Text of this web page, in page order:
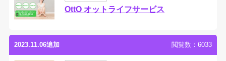
OttO オットライフサービス
2023.11.06追加 閲覧数：6033